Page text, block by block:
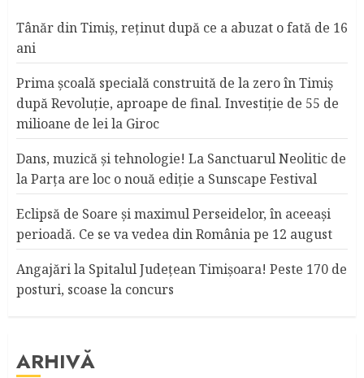
Tânăr din Timiş, reţinut după ce a abuzat o fată de 16
ani
Prima școală specială construită de la zero în Timiș
după Revoluție, aproape de final. Investiție de 55 de
milioane de lei la Giroc
Dans, muzică şi tehnologie! La Sanctuarul Neolitic de
la Parţa are loc o nouă ediţie a Sunscape Festival
Eclipsă de Soare și maximul Perseidelor, în aceeași
perioadă. Ce se va vedea din România pe 12 august
Angajări la Spitalul Judeţean Timişoara! Peste 170 de
posturi, scoase la concurs
ARHIVĂ